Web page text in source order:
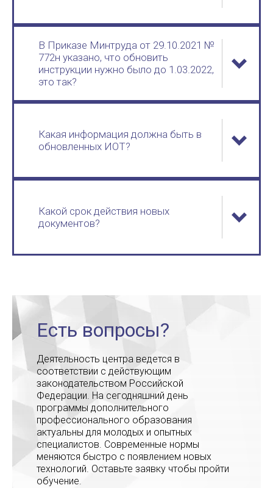
В Приказе Минтруда от 29.10.2021 №
772н указано, что обновить
инструкции нужно было до 1.03.2022,
это так?
Какая информация должна быть в
обновленных ИОТ?
Какой срок действия новых
документов?
Есть вопросы?
Деятельность центра ведется в
соответствии с действующим
законодательством Российской
Федерации. На сегодняшний день
программы дополнительного
профессионального образования
актуальны для молодых и опытных
специалистов. Современные нормы
меняются быстро с появлением новых
технологий. Оставьте заявку чтобы пройти
обучение.